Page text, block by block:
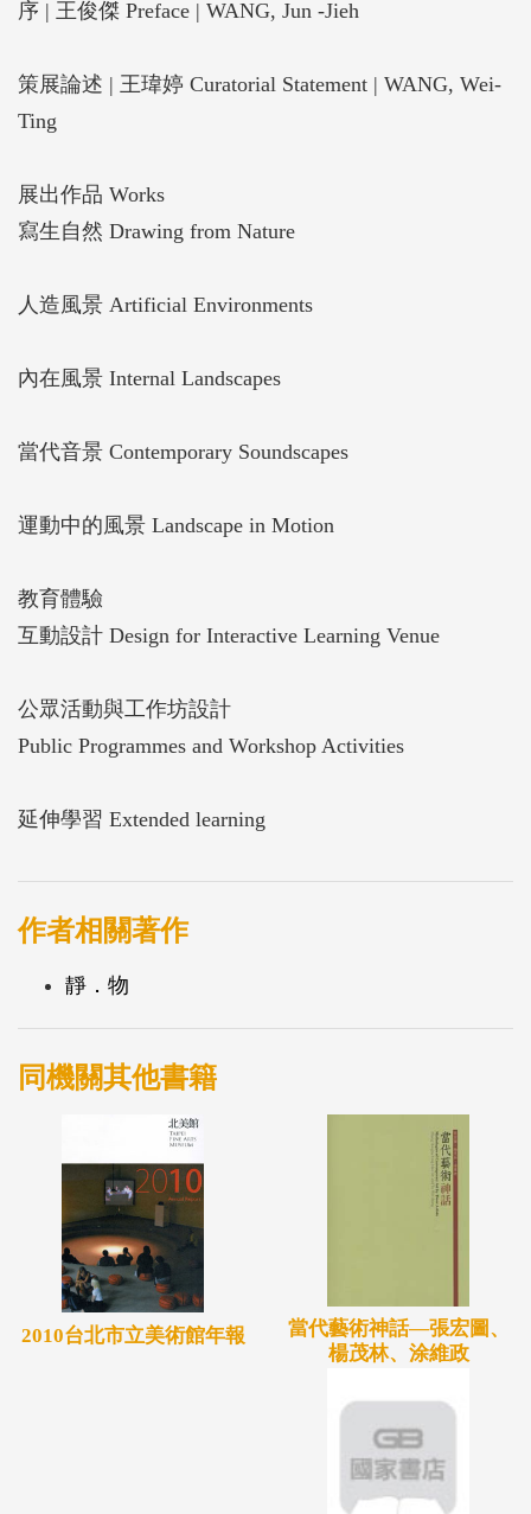
畫表達心中感受，成為一種追憶、再造、神遊之地。
本次展出以風景畫為發展主軸，透過館內典藏的風景
作品及委託互動裝置的展出，期望讓觀眾與風景作品
「風景」的繪製，在畫布上呈現日常生活中最真實的
演出。展覽以「寫生自然」、「人造風景」、「內在
中的藝術與環境，感受藝術家在面對風景時的獨特視
解。
序 | 王俊傑 Preface | WANG, Jun -Jieh
策展論述 | 王瑋婷 Curatorial Statement | WANG, Wei-
Ting
展出作品 Works
寫生自然 Drawing from Nature
人造風景 Artificial Environments
內在風景 Internal Landscapes
當代音景 Contemporary Soundscapes
運動中的風景 Landscape in Motion
教育體驗
互動設計 Design for Interactive Learning Venue
公眾活動與工作坊設計
Public Programmes and Workshop Activities
延伸學習 Extended learning
作者相關著作
靜．物
同機關其他書籍
2010台北市立美術館年報
當代藝術神話—張宏圖、
楊茂林、涂維政